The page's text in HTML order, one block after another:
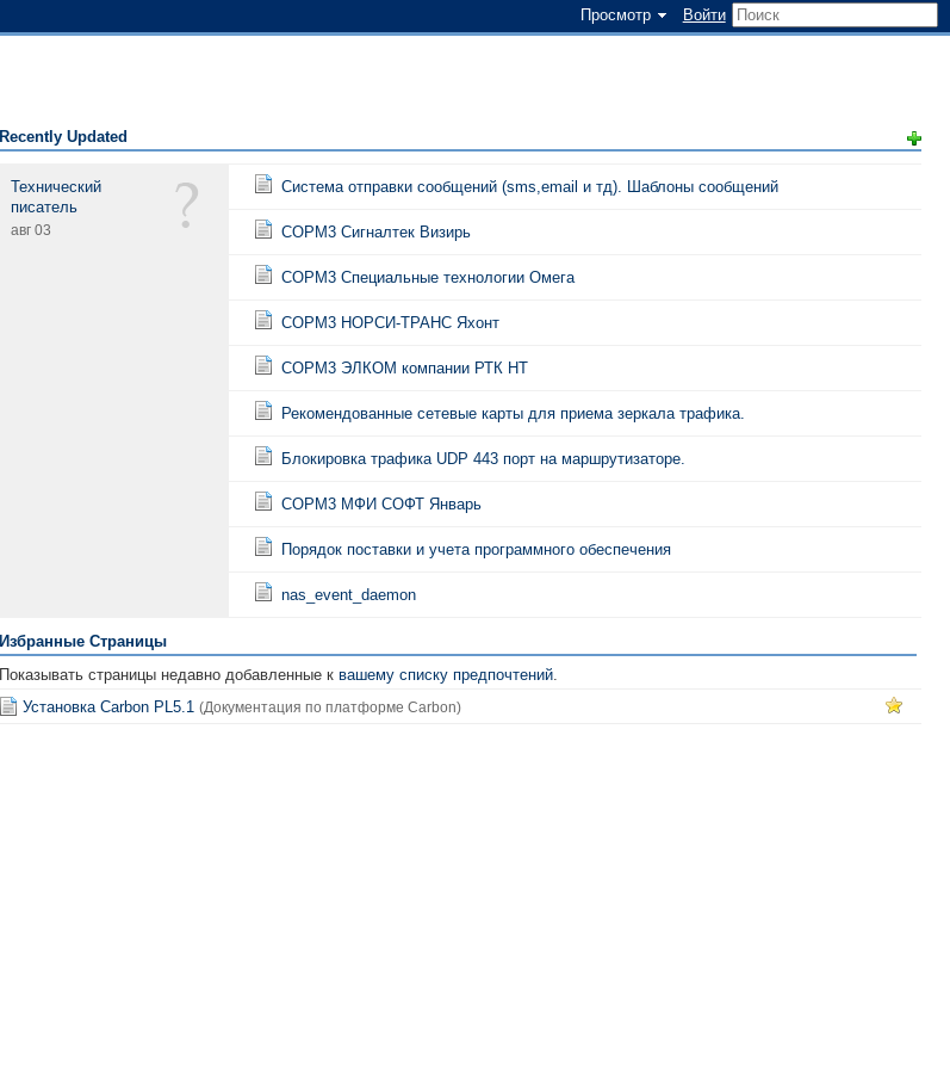
Просмотр Войти
Recently Updated
Технический
писатель
авг 03
Система отправки сообщений (sms,email и тд). Шаблоны сообщений
СОРМ3 Сигналтек Визирь
СОРМ3 Специальные технологии Омега
СОРМ3 НОРСИ-ТРАНС Яхонт
СОРМ3 ЭЛКОМ компании РТК НТ
Рекомендованные сетевые карты для приема зеркала трафика.
Блокировка трафика UDP 443 порт на маршрутизаторе.
СОРМ3 МФИ СОФТ Январь
Порядок поставки и учета программного обеспечения
nas_event_daemon
Избранные Страницы
Показывать страницы недавно добавленные к вашему списку предпочтений
Установка Carbon PL5.1 (Документация по платформе Carbon)